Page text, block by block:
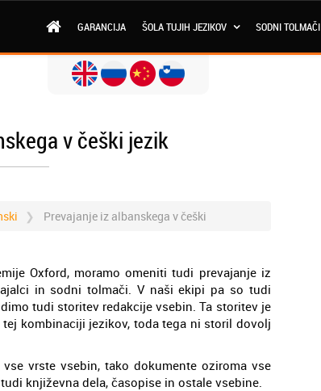
GARANCIJA ŠOLA TUJIH JEZIKOV SODNI TOLMAČI
v češki jezik
Prevajanje iz albanskega v češki
Oxford, moramo omeniti tudi prevajanje iz
in sodni tolmači. V naši ekipi pa so tudi
tudi storitev redakcije vsebin. Ta storitev je
kombinaciji jezikov, toda tega ni storil dovolj
vrste vsebin, tako dokumente oziroma vse
književna dela, časopise in ostale vsebine.